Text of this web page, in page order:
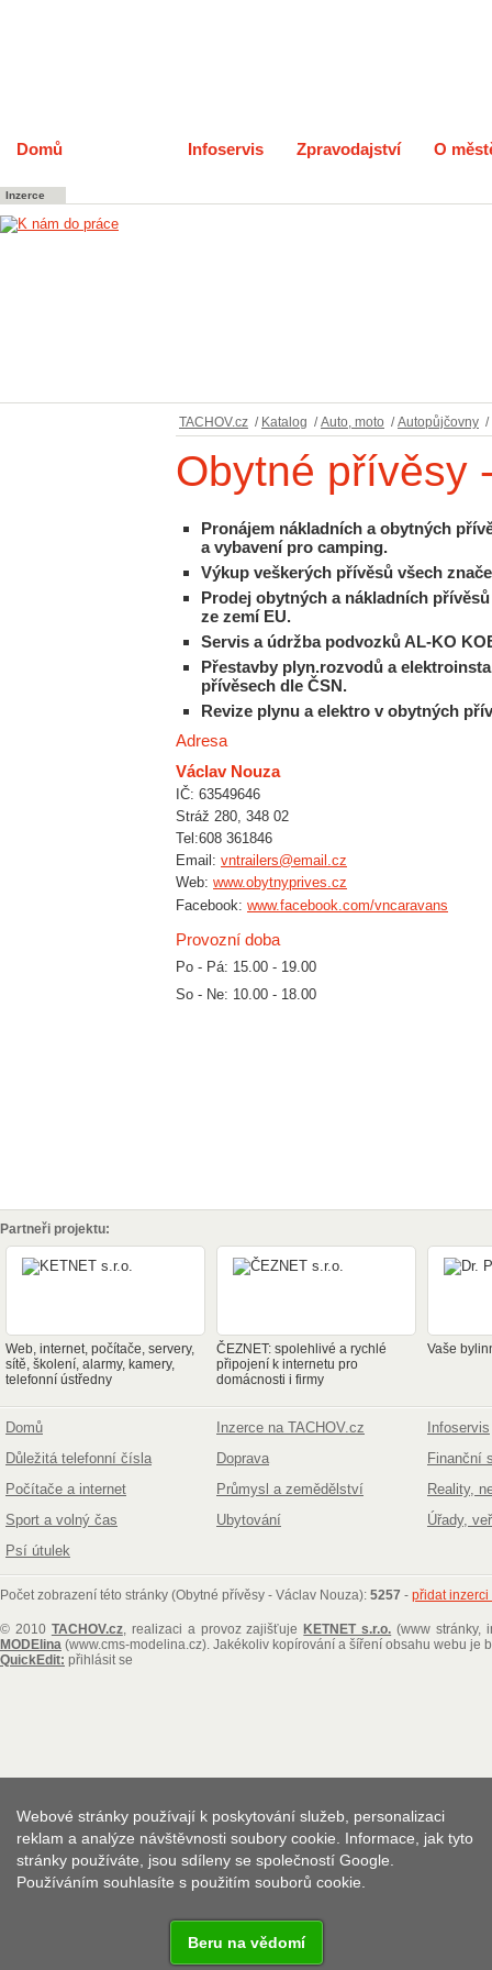
Domů Infoservis Zpravodajství O
Inzerce
TACHOV.cz / Katalog / Auto, moto / Autopůjčovny /
Obytné přívěsy
Pronájem nákladních a obytných
a vybavení pro camping.
Výkup veškerých přívěsů všech
Prodej obytných a nákladních
ze zemí EU.
Servis a údržba podvozků AL-KO
Přestavby plyn.rozvodů a
přívěsech dle ČSN.
Revize plynu a elektro v obytných
Adresa
Václav Nouza
IČ: 63549646
Stráž 280, 348 02
Tel:608 361846
Email: vntrailers@email.cz
Web: www.obytnyprives.cz
Facebook: www.facebook.com/vncaravans
Provozní doba
Po - Pá: 15.00 - 19.00
So - Ne: 10.00 - 18.00
Partneři projektu:
Web, internet, počítače, servery,
sítě, školení, alarmy, kamery,
telefonní ústředny
ČEZNET: spolehlivé a rychlé
připojení k internetu pro
domácnosti i firmy
Vaše
Domů Inzerce na TACHOV.cz
Infoservis
Důležitá telefonní čísla
Doprava
Finanční
Počítače a internet
Průmysl a zemědělství
Reality,
Sport a volný čas
Ubytování
Úřady,
Psí útulek
Počet zobrazení této stránky (Obytné přívěsy - Václav Nouza): 5257 - přidat inzerci
© 2010 TACHOV.cz, realizaci a provoz zajišťuje KETNET s.r.o. (www stránky,
MODElina (www.cms-modelina.cz). Jakékoliv kopírování a šíření obsahu webu je
QuickEdit: přihlásit se
Webové stránky používají k poskytování služeb, personalizaci
reklam a analýze návštěvnosti soubory cookie. Informace, jak tyto
stránky používáte, jsou sdíleny se společností Google.
Používáním souhlasíte s použitím souborů cookie.
Beru na vědomí